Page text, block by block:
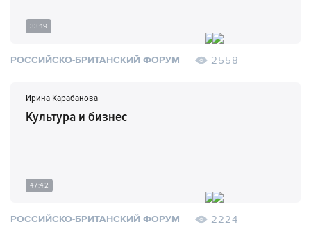
33:19
РОССИЙСКО-БРИТАНСКИЙ ФОРУМ 2558
Ирина Карабанова
Культура и бизнес
47:42
РОССИЙСКО-БРИТАНСКИЙ ФОРУМ 2224